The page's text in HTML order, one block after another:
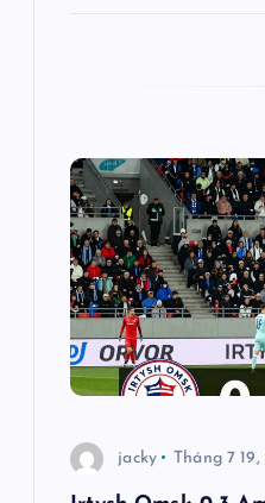
jacky Tháng 7